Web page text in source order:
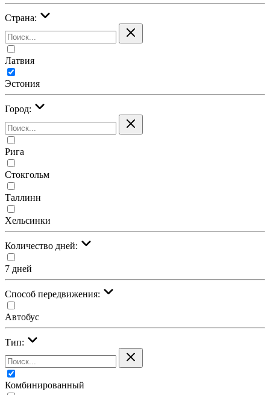
Страна:
Латвия
Эстония
Город:
Рига
Стокгольм
Таллинн
Хельсинки
Количество дней:
7 дней
Cпособ передвижения:
Автобус
Тип:
Комбинированный